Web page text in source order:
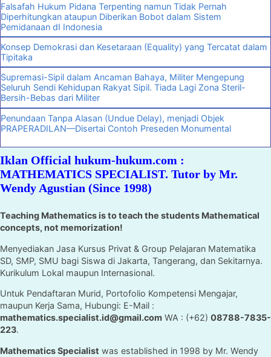
Falsafah Hukum Pidana Terpenting namun Tidak Pernah
Diperhitungkan ataupun Diberikan Bobot dalam Sistem
Pemidanaan dI Indonesia
Konsep Demokrasi dan Kesetaraan (Equality) yang Tercatat dalam
Tipitaka
Supremasi-Sipil dalam Ancaman Bahaya, Militer Mengepung
Seluruh Sendi Kehidupan Rakyat Sipil. Tiada Lagi Zona Steril-
Bersih-Bebas dari Militer
Penundaan Tanpa Alasan (Undue Delay), menjadi Objek
PRAPERADILAN—Disertai Contoh Preseden Monumental
Iklan Official hukum-hukum.com :
MATHEMATICS SPECIALIST. Tutor by Mr.
Wendy Agustian (Since 1998)
Teaching Mathematics is to teach the students Mathematical
concepts, not memorization!
Menyediakan Jasa Kursus Privat & Group Pelajaran Matematika
SD, SMP, SMU bagi Siswa di Jakarta, Tangerang, dan Sekitarnya.
Kurikulum Lokal maupun Internasional.
Untuk Pendaftaran Murid, Portofolio Kompetensi Mengajar,
maupun Kerja Sama, Hubungi: E-Mail :
mathematics.specialist.id@gmail.com WA : (+62) 08788-7835-
223.
Mathematics Specialist was established in 1998 by Mr. Wendy